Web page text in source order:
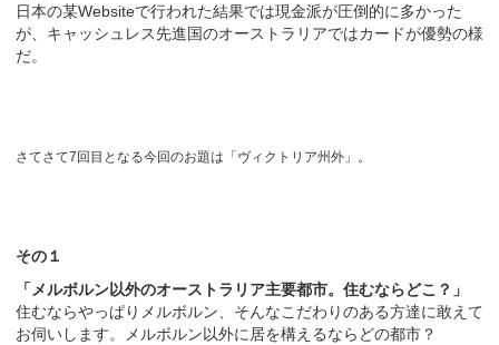
日本の某Websiteで行われた結果では現金派が圧倒的に多かった
が、キャッシュレス先進国のオーストラリアではカードが優勢の様
だ。
さてさて7回目となる今回のお題は「ヴィクトリア州外」。
その１
「メルボルン以外のオーストラリア主要都市。住むならどこ？」
住むならやっぱりメルボルン、そんなこだわりのある方達に敢えて
お伺いします。メルボルン以外に居を構えるならどの都市？